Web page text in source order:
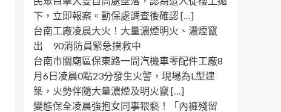
下，立即報案。動保處調查後確認 […]
台南工廠凌晨大火！大量濃煙明火、濃煙竄
出 90消防員緊急撲救中
台南市關廟區保東路一間汽機車零配件工廠8
月6日凌晨0點23分發生火警，現場為L型建
築，火勢伴隨大量濃煙及明火竄 […]
變態保全凌晨強抱女同事猥褻！「內褲殘留